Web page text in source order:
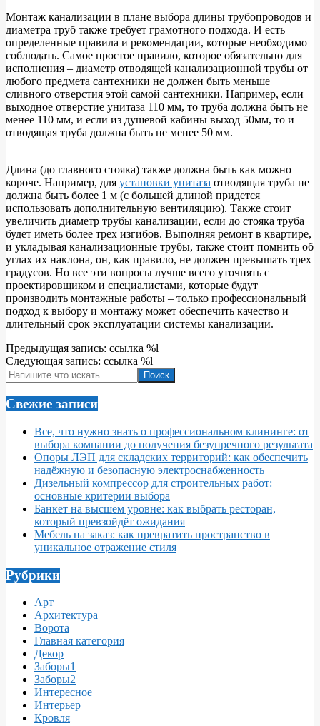
Монтаж канализации в плане выбора длины трубопроводов и
диаметра труб также требует грамотного подхода. И есть
определенные правила и рекомендации, которые необходимо
соблюдать. Самое простое правило, которое обязательно для
исполнения – диаметр отводящей канализационной трубы от
любого предмета сантехники не должен быть меньше
сливного отверстия этой самой сантехники. Например, если
выходное отверстие унитаза 110 мм, то труба должна быть не
менее 110 мм, и если из душевой кабины выход 50мм, то и
отводящая труба должна быть не менее 50 мм.
Длина (до главного стояка) также должна быть как можно
короче. Например, для установки унитаза отводящая труба не
должна быть более 1 м (с большей длиной придется
использовать дополнительную вентиляцию). Также стоит
увеличить диаметр трубы канализации, если до стояка труба
будет иметь более трех изгибов. Выполняя ремонт в квартире,
и укладывая канализационные трубы, также стоит помнить об
углах их наклона, он, как правило, не должен превышать трех
градусов. Но все эти вопросы лучше всего уточнять с
проектировщиком и специалистами, которые будут
производить монтажные работы – только профессиональный
подход к выбору и монтажу может обеспечить качество и
длительный срок эксплуатации системы канализации.
2018-
08-
28
Предыдущая запись: ссылка %l
Следующая запись: ссылка %l
Поиск
Свежие записи
Все, что нужно знать о профессиональном клининге: от
выбора компании до получения безупречного результата
Опоры ЛЭП для складских территорий: как обеспечить
надёжную и безопасную электроснабженность
Дизельный компрессор для строительных работ:
основные критерии выбора
Банкет на высшем уровне: как выбрать ресторан,
который превзойдёт ожидания
Мебель на заказ: как превратить пространство в
уникальное отражение стиля
Рубрики
Арт
Архитектура
Ворота
Главная категория
Декор
Заборы1
Заборы2
Интересное
Интерьер
Кровля